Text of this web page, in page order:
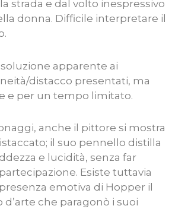
strada e dal volto inespressivo
donna. Difficile interpretare il
apparente ai
distacco presentati, ma
e per un tempo limitato.
anche il pittore si mostra
il suo pennello distilla
e lucidità, senza far
Esiste tuttavia
emotiva di Hopper il
d’arte che paragonò i suoi